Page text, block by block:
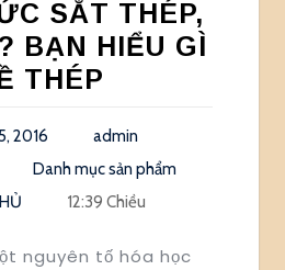
SẮT THÉP,
BẠN HIỂU GÌ
THÉP
2016
admin
Danh mục sản phẩm
12:39 Chiều
nguyên tố hóa học